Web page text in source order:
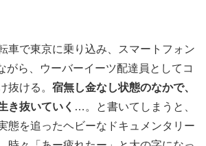
車で東京に乗り込み、スマートフォン
がら、ウーバーイーツ配達員としてコ
抜ける。 宿無し金なし状態のなかで、
き抜いていく …。と書いてしまうと、
態を追ったヘビーなドキュメンタリー